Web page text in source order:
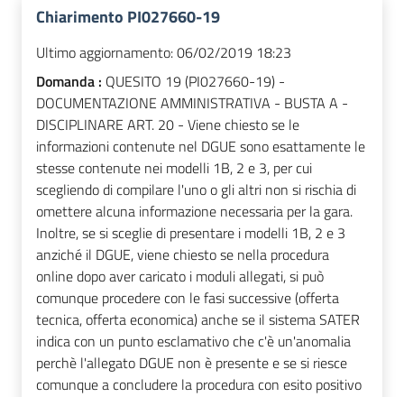
Chiarimento PI027660-19
Ultimo aggiornamento:06/02/2019 18:23
Domanda : QUESITO 19 (PI027660-19) -
DOCUMENTAZIONE AMMINISTRATIVA - BUSTA A -
DISCIPLINARE ART. 20 - Viene chiesto se le
informazioni contenute nel DGUE sono esattamente le
stesse contenute nei modelli 1B, 2 e 3, per cui
scegliendo di compilare l'uno o gli altri non si rischia di
omettere alcuna informazione necessaria per la gara.
Inoltre, se si sceglie di presentare i modelli 1B, 2 e 3
anziché il DGUE, viene chiesto se nella procedura
online dopo aver caricato i moduli allegati, si può
comunque procedere con le fasi successive (offerta
tecnica, offerta economica) anche se il sistema SATER
indica con un punto esclamativo che c'è un'anomalia
perchè l'allegato DGUE non è presente e se si riesce
comunque a concludere la procedura con esito positivo